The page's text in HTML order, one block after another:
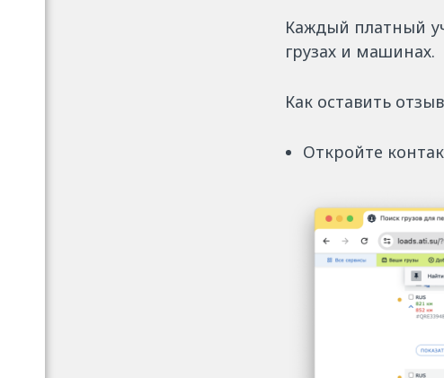
Каждый платный
грузах и машинах.
Как оставить
Откройте